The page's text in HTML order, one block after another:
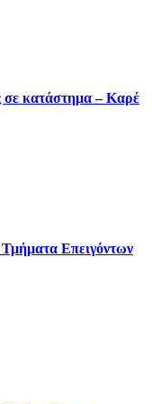
σε κατάστημα – Καρέ
Επειγόντων